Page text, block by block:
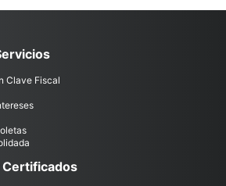
Clave Fiscal
Certificados